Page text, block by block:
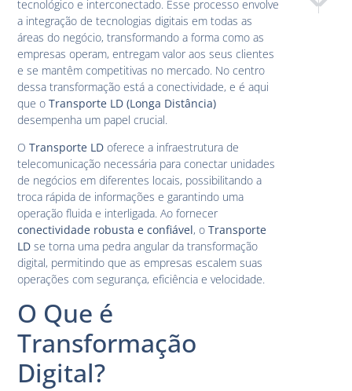
tecnológico e interconectado. Esse processo envolve
a integração de tecnologias digitais em todas as
áreas do negócio, transformando a forma como as
empresas operam, entregam valor aos seus clientes
e se mantêm competitivas no mercado. No centro
dessa transformação está a conectividade, e é aqui
que oTransporte LD (Longa Distância)
desempenha um papel crucial.
OTransporte LD oferece a infraestrutura de
telecomunicação necessária para conectar unidades
de negócios em diferentes locais, possibilitando a
troca rápida de informações e garantindo uma
operação fluida e interligada. Ao fornecer
conectividade robusta e confiável, oTransporte
LD se torna uma pedra angular da transformação
digital, permitindo que as empresas escalem suas
operações com segurança, eficiência e velocidade.
O Que é
Transformação
Digital?